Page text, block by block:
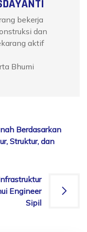
bekerja
dan
aktif
Bhumi
Berdasarkan
Struktur, dan
Engineer
Sipil